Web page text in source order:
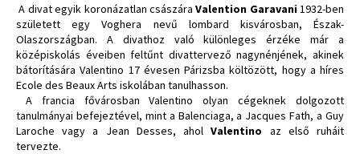
A divat egyik koronázatlan császáraValention Garavani1932-ben
született egy Voghera nevű lombard kisvárosban, Észak-
Olaszországban. A divathoz való különleges érzéke már a
középiskolás éveiben feltűnt divattervező nagynénjének, akinek
bátorítására Valentino 17 évesen Párizsba költözött, hogy a híres
Ecole des Beaux Arts iskolában tanulhasson.
A francia fővárosban Valentino olyan cégeknek dolgozott
tanulmányai befejeztével, mint a Balenciaga, a Jacques Fath, a Guy
Laroche vagy a Jean Desses, aholValentino az első ruháit
tervezte.